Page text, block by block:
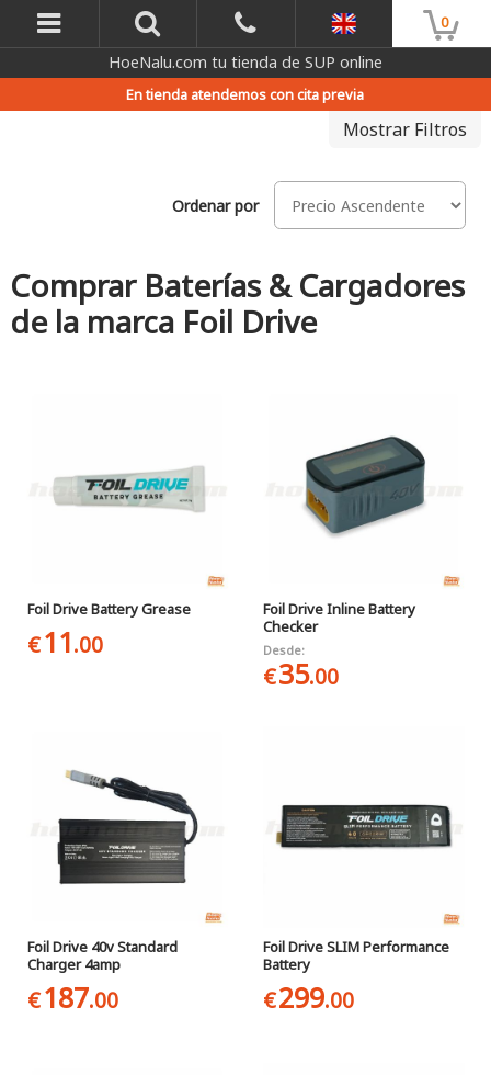
0
HoeNalu.com tu tienda de SUP online
En tienda atendemos con cita previa
Mostrar Filtros
Ordenar por
Comprar Baterías & Cargadores
de la marca Foil Drive
Foil Drive Battery Grease
€11.00
Foil Drive Inline Battery
Checker
Desde:
€35.00
Foil Drive 40v Standard
Charger 4amp
€187.00
Foil Drive SLIM Performance
Battery
€299.00